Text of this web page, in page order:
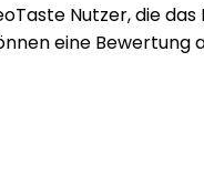
Nutzer, die
eine Bewertung